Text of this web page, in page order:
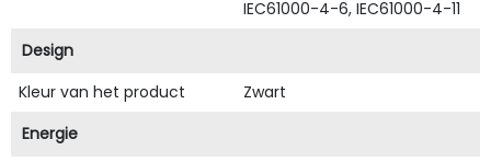
IEC61000-4-6, IEC61000-4-11
Design
Kleur van het product
Zwart
Energie